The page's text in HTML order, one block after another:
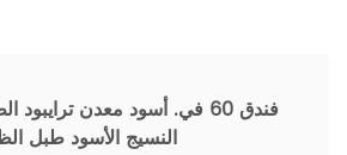
فندق 60 في. أسود معدن
النسيج الأسود طبل